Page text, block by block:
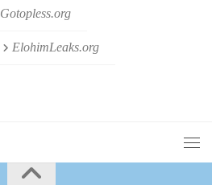
Gotopless.org
ElohimLeaks.org